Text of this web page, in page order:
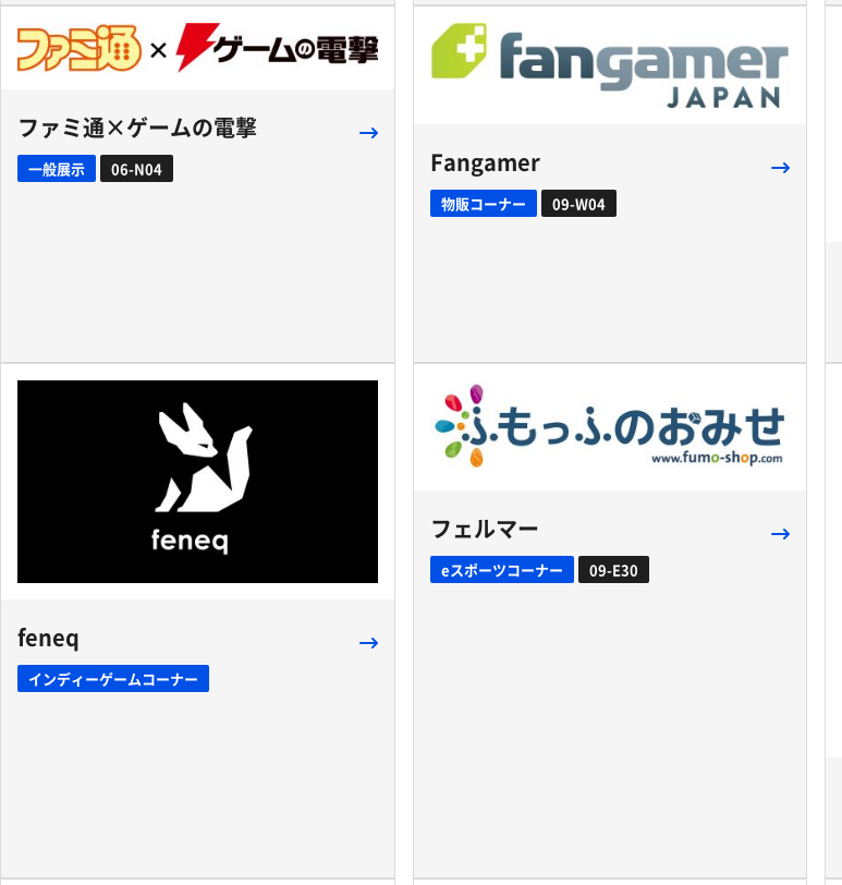
ファミ通×ゲームの電撃
一般展示 06-N04 Fangamer
物販コーナー 09-W04
feneq
インディーゲームコーナー
フェルマー
eスポーツコーナー 09-E30